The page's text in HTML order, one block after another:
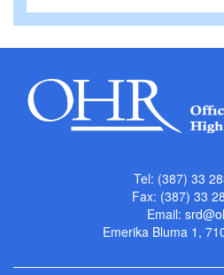
Tel: (387) 33
Fax: (387) 33
Email:
Emerika Bluma 1,